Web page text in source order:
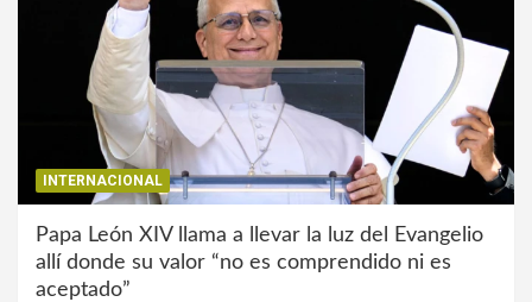
INTERNACIONAL
Papa León XIV llama a llevar la luz del Evangelio
allí donde su valor “no es comprendido ni es
aceptado”